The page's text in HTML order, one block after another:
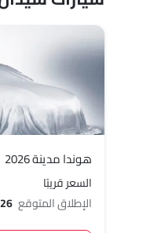
هوندا مدينة 2026
السعر قريبًا
الإطلاق المتوقع